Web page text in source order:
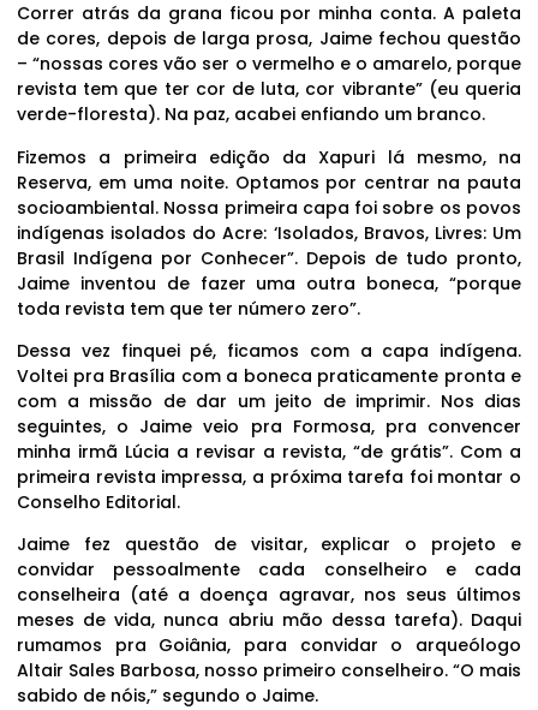
Correr atrás da grana ficou por minha conta. A paleta
de cores, depois de larga prosa, Jaime fechou questão
– “nossas cores vão ser o vermelho e o amarelo, porque
revista tem que ter cor de luta, cor vibrante” (eu queria
verde-floresta). Na paz, acabei enfiando um branco.
Fizemos a primeira edição da Xapuri lá mesmo, na
Reserva, em uma noite. Optamos por centrar na pauta
socioambiental. Nossa primeira capa foi sobre os povos
indígenas isolados do Acre: ‘Isolados, Bravos, Livres: Um
Brasil Indígena por Conhecer”. Depois de tudo pronto,
Jaime inventou de fazer uma outra boneca, “porque
toda revista tem que ter número zero”.
Dessa vez finquei pé, ficamos com a capa indígena.
Voltei pra Brasília com a boneca praticamente pronta e
com a missão de dar um jeito de imprimir. Nos dias
seguintes, o Jaime veio pra Formosa, pra convencer
minha irmã Lúcia a revisar a revista, “de grátis”. Com a
primeira revista impressa, a próxima tarefa foi montar o
Conselho Editorial.
Jaime fez questão de visitar, explicar o projeto e
convidar pessoalmente cada conselheiro e cada
conselheira (até a doença agravar, nos seus últimos
meses de vida, nunca abriu mão dessa tarefa). Daqui
rumamos pra Goiânia, para convidar o arqueólogo
Altair Sales Barbosa, nosso primeiro conselheiro. “O mais
sabido de nóis,” segundo o Jaime.